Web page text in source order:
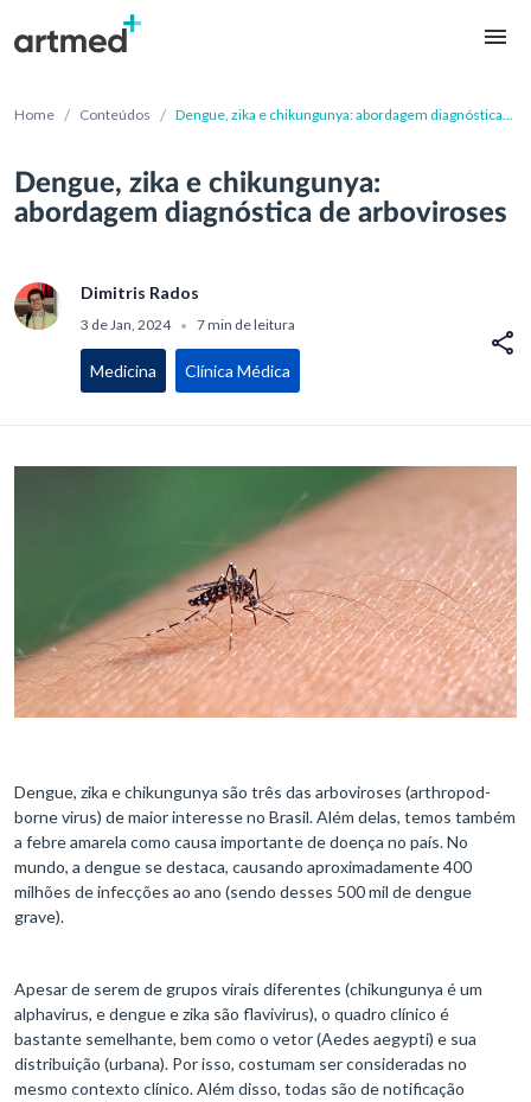
Home / Conteúdos / Dengue, zika e chikungunya: abordagem diagnóstica
Dengue, zika e chikungunya:
abordagem diagnóstica de arboviroses
Dimitris Rados
3 de Jan, 2024 • 7 min de leitura
Medicina Clínica Médica
Dengue, zika e chikungunya são três das arboviroses (arthropod-
borne virus) de maior interesse no Brasil. Além delas, temos também
a febre amarela como causa importante de doença no país. No
mundo, a dengue se destaca, causando aproximadamente 400
milhões de infecções ao ano (sendo desses 500 mil de dengue
grave).
Apesar de serem de grupos virais diferentes (chikungunya é um
alphavirus, e dengue e zika são flavivirus), o quadro clínico é
bastante semelhante, bem como o vetor (Aedes aegypti) e sua
distribuição (urbana). Por isso, costumam ser consideradas no
mesmo contexto clínico. Além disso, todas são de notificação